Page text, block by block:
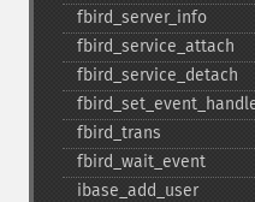
fbird_​server_​info
fbird_​service_​attach
fbird_​service_​detach
fbird_​trans
fbird_​wait_​event
ibase_​add_​user